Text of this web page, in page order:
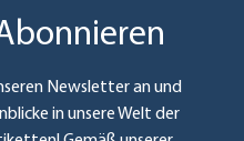
Newsletter an und
in unsere Welt der